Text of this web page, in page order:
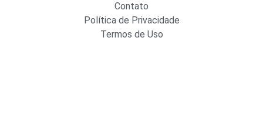
Contato
Política de Privacidade
Termos de Uso